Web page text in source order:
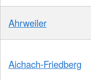
Ahrweiler
Aichach-Friedberg